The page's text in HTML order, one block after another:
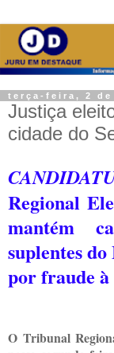
terça-feira, 2 de
Justiça
cidade do
Regional
mantém
suplentes
por fraude à
O Tribunal